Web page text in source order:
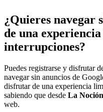
¿Quieres navegar
de una
interrupciones?
Puedes registrarse y disfrutar
navegar sin anuncios de
disfrutar de una experiencia
sabiendo que desde La Noción
web.